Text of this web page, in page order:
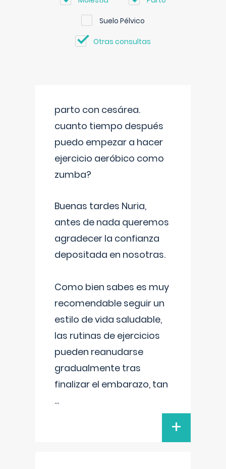
Suelo Pélvico
Otras consultas
parto con cesárea.
cuanto tiempo después
puedo empezar a hacer
ejercicio aeróbico como
zumba?
Buenas tardes Nuria,
antes de nada queremos
agradecer la confianza
depositada en nosotras.
Como bien sabes es muy
recomendable seguir un
estilo de vida saludable,
las rutinas de ejercicios
pueden reanudarse
gradualmente tras
finalizar el embarazo, tan
...
+